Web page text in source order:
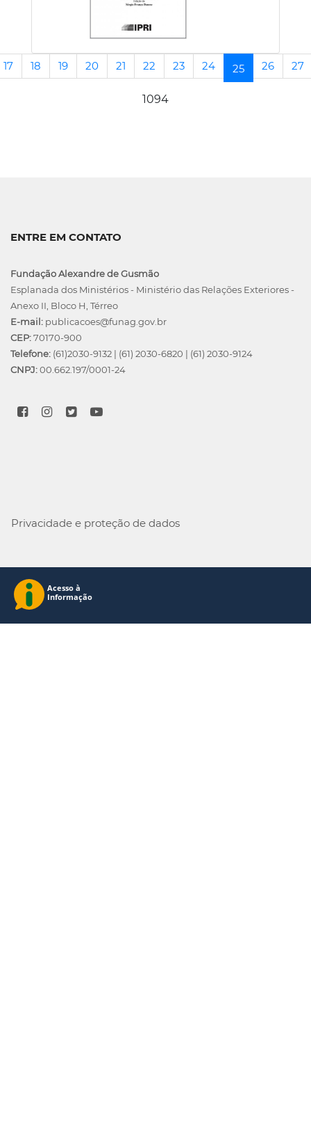
17 18 19 20 21 22 23 24 25(current)
26 27
1094
ENTRE EM CONTATO
Fundação Alexandre de Gusmão
Esplanada dos Ministérios - Ministério das Relações Exteriores -
Anexo II, Bloco H, Térreo
E-mail: publicacoes@funag.gov.br
CEP:70170-900
Telefone: (61)2030-9132 | (61) 2030-6820 | (61) 2030-9124
CNPJ:00.662.197/0001-24
Privacidade e proteção de dados